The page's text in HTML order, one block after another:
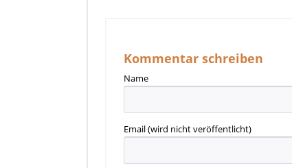
Kommentar schreiben
Name
Email(wird nicht veröffentlicht)